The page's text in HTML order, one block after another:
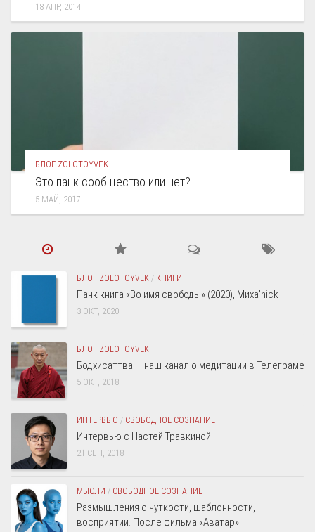
18 АПР, 2014
БЛОГ ZOLOTOYVEK
Это панк сообщество или нет?
5 МАЙ, 2017
БЛОГ ZOLOTOYVEK / КНИГИ
Панк книга «Во имя свободы» (2020), Миха’nick
3 ОКТ, 2020
БЛОГ ZOLOTOYVEK
Бодхисаттва — наш канал о медитации в Телеграме
5 ОКТ, 2018
ИНТЕРВЬЮ / СВОБОДНОЕ СОЗНАНИЕ
Интервью с Настей Травкиной
21 СЕН, 2018
МЫСЛИ / СВОБОДНОЕ СОЗНАНИЕ
Размышления о чуткости, шаблонности,
восприятии. После фильма «Аватар».